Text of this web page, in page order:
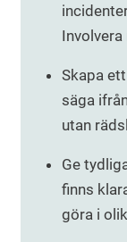
Skapa
säga
utan
Ge
finns
göra i